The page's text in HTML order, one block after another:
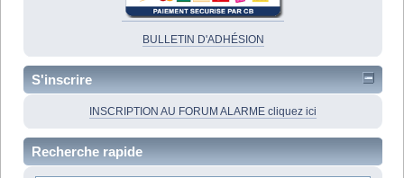
BULLETIN D'ADHÉSION
S'inscrire
INSCRIPTION AU FORUM ALARME cliquez ici
Recherche rapide